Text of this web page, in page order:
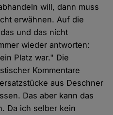
will, dann muss
erwähnen. Auf die
und das nicht
wieder antworten:
Platz war." Die
Kommentare
aus Deschner
Das aber kann das
Da ich selber kein